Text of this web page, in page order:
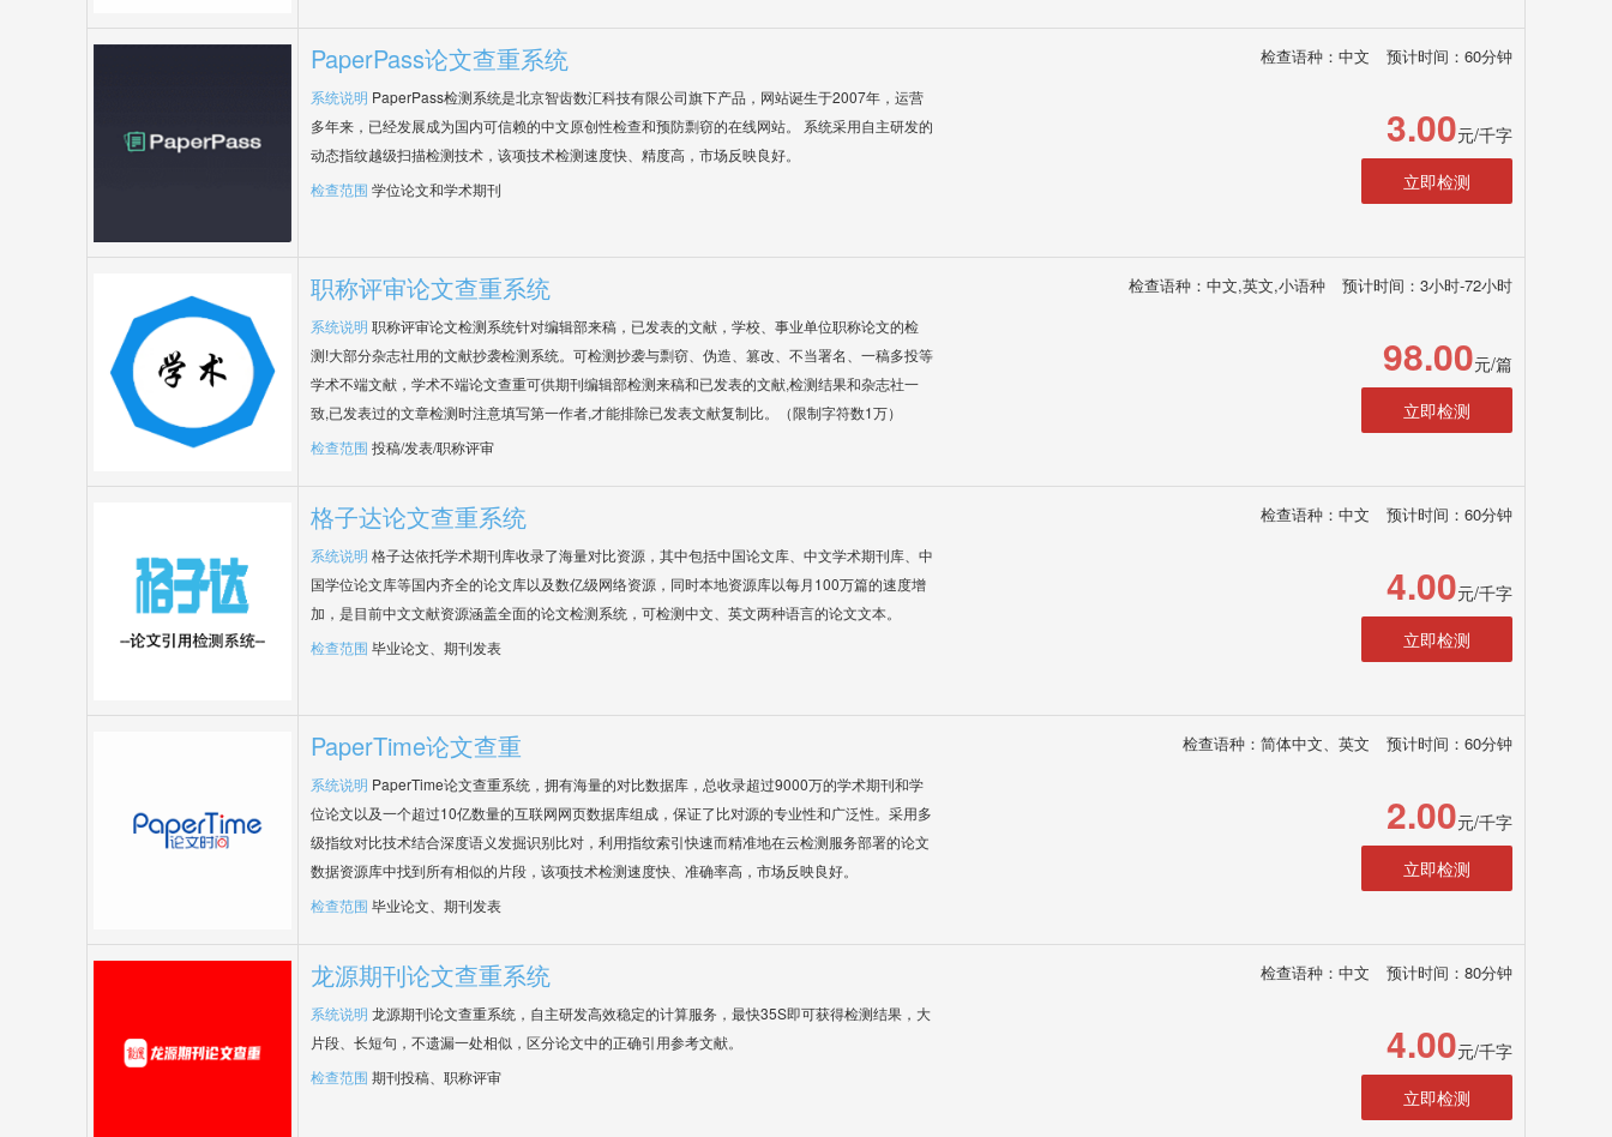
PaperPass论文查重系统 检查语种：中文 预计时间：60分钟
系统说明 PaperPass检测系统是北京智齿数汇科技有限公司旗下产品，网站诞生于2007年，运营
多年来，已经发展成为国内可信赖的中文原创性检查和预防剽窃的在线网站。 系统采用自主研发的
动态指纹越级扫描检测技术，该项技术检测速度快、精度高，市场反映良好。
检查范围 学位论文和学术期刊
3.00元/千字
立即检测
职称评审论文查重系统 检查语种：中文,英文,小语种 预计时间：3小时-72小时
系统说明 职称评审论文检测系统针对编辑部来稿，已发表的文献，学校、事业单位职称论文的检
测!大部分杂志社用的文献抄袭检测系统。可检测抄袭与剽窃、伪造、篡改、不当署名、一稿多投等
学术不端文献，学术不端论文查重可供期刊编辑部检测来稿和已发表的文献,检测结果和杂志社一
致,已发表过的文章检测时注意填写第一作者,才能排除已发表文献复制比。（限制字符数1万）
检查范围 投稿/发表/职称评审
98.00元/篇
立即检测
格子达论文查重系统 检查语种：中文 预计时间：60分钟
系统说明 格子达依托学术期刊库收录了海量对比资源，其中包括中国论文库、中文学术期刊库、中
国学位论文库等国内齐全的论文库以及数亿级网络资源，同时本地资源库以每月100万篇的速度增
加，是目前中文文献资源涵盖全面的论文检测系统，可检测中文、英文两种语言的论文文本。
检查范围 毕业论文、期刊发表
4.00元/千字
立即检测
PaperTime论文查重 检查语种：简体中文、英文 预计时间：60分钟
系统说明 PaperTime论文查重系统，拥有海量的对比数据库，总收录超过9000万的学术期刊和学
位论文以及一个超过10亿数量的互联网网页数据库组成，保证了比对源的专业性和广泛性。采用多
级指纹对比技术结合深度语义发掘识别比对，利用指纹索引快速而精准地在云检测服务部署的论文
数据资源库中找到所有相似的片段，该项技术检测速度快、准确率高，市场反映良好。
检查范围 毕业论文、期刊发表
2.00元/千字
立即检测
龙源期刊论文查重系统 检查语种：中文 预计时间：80分钟
系统说明 龙源期刊论文查重系统，自主研发高效稳定的计算服务，最快35S即可获得检测结果，大
片段、长短句，不遗漏一处相似，区分论文中的正确引用参考文献。
检查范围 期刊投稿、职称评审
4.00元/千字
立即检测